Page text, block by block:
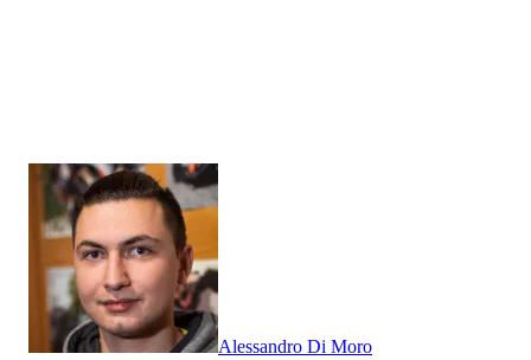
Alessandro Di Moro